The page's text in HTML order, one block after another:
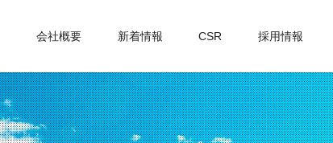
会社概要 新着情報 CSR 採用情報